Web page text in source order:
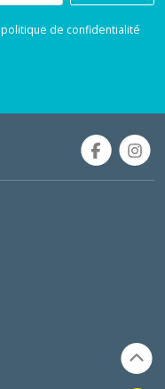
de confidentialité